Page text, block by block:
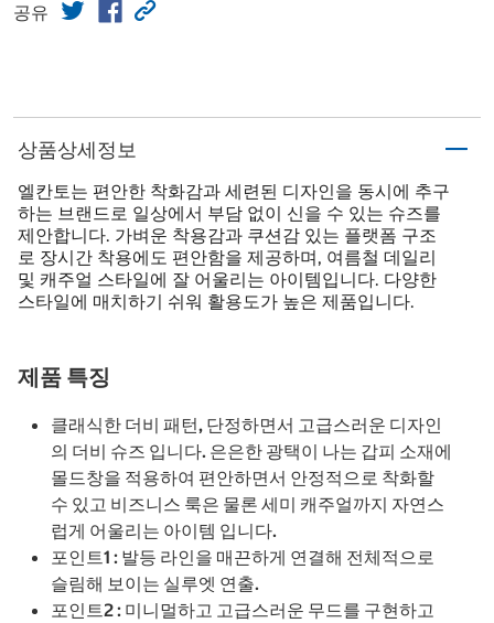
공유
상품상세정보
엘칸토는 편안한 착화감과 세련된 디자인을 동시에 추구
하는 브랜드로 일상에서 부담 없이 신을 수 있는 슈즈를
제안합니다. 가벼운 착용감과 쿠션감 있는 플랫폼 구조
로 장시간 착용에도 편안함을 제공하며, 여름철 데일리
및 캐주얼 스타일에 잘 어울리는 아이템입니다. 다양한
스타일에 매치하기 쉬워 활용도가 높은 제품입니다.
제품 특징
클래식한 더비 패턴, 단정하면서 고급스러운 디자인
의 더비 슈즈 입니다. 은은한 광택이 나는 갑피 소재에
몰드창을 적용하여 편안하면서 안정적으로 착화할
수 있고 비즈니스 룩은 물론 세미 캐주얼까지 자연스
럽게 어울리는 아이템 입니다.
포인트1 : 발등 라인을 매끈하게 연결해 전체적으로
슬림해 보이는 실루엣 연출.
포인트2 : 미니멀하고 고급스러운 무드를 구현하고